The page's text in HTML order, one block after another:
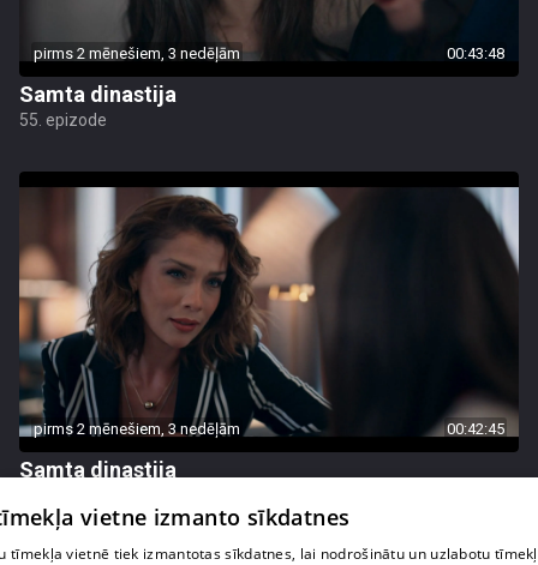
pirms 2 mēnešiem, 3 nedēļām 00:43:48
Samta dinastija
55. epizode
pirms 2 mēnešiem, 3 nedēļām 00:42:45
Samta dinastija
vietne izmanto sīkdatnes
tīmekļa vietnē tiek izmantotas sīkdatnes, lai nodrošinātu un uzlabotu